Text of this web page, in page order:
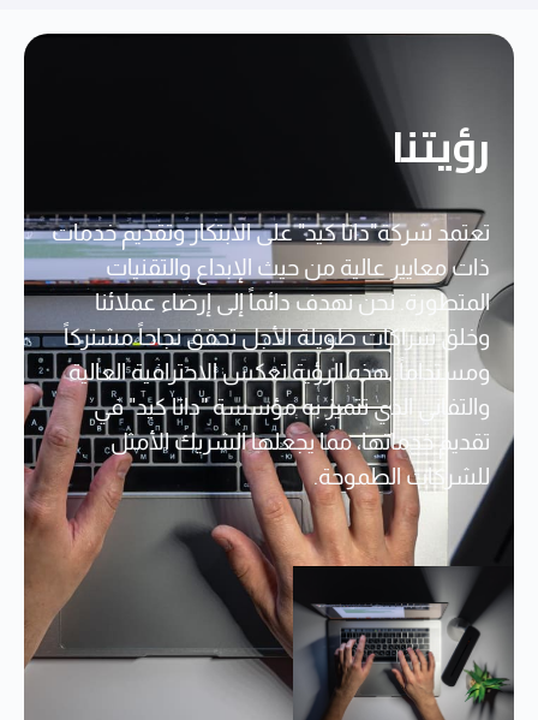
رؤيتنا
تعتمد شركة"داتا كيد" على الابتكار وتقديم خدمات
ذات معايير عالية من حيث الإبداع والتقنيات
المتطورة. نحن نهدف دائماً إلى إرضاء عملائنا
وخلق شراكات طويلة الأجل تحقق نجاحاً مشتركاً
ومستداماً. هذه الرؤية تعكس الاحترافية العالية
والتفاني الذي تتميز به مؤسسة "داتا كيد" في
تقديم خدماتها، مما يجعلها الشريك الأمثل
للشركات الطموحة.